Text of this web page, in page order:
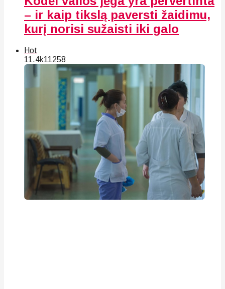
– ir kaip tikslą paversti žaidimu,
kurį norisi sužaisti iki galo
Hot
11.4k11258